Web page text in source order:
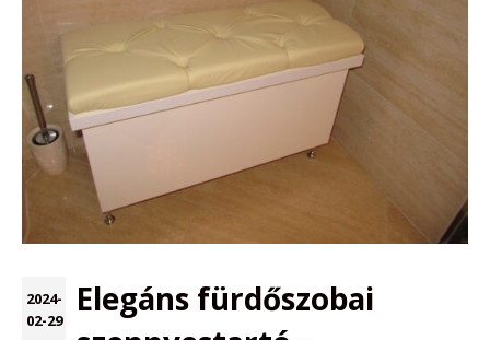
2024-
02-29
Elegáns fürdőszobai